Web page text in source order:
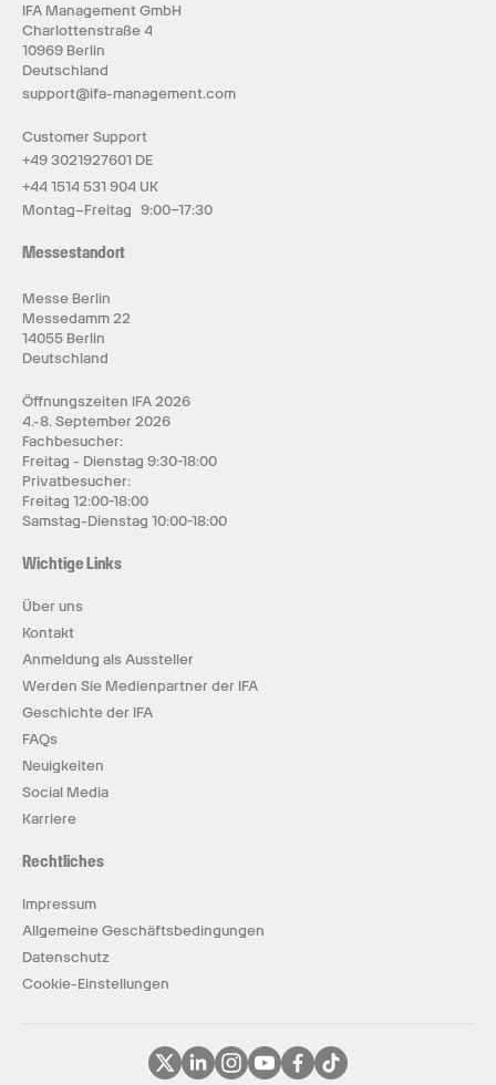
IFA Management GmbH
Charlottenstraße 4
10969 Berlin
Deutschland
support@ifa-management.com
Customer Support
+49 3021927601 DE
+44 1514 531 904 UK
Montag–Freitag 9:00–17:30
Messestandort
Messe Berlin
Messedamm 22
14055 Berlin
Deutschland
Öffnungszeiten IFA 2026
4.-8. September 2026
Fachbesucher:
Freitag - Dienstag 9:30-18:00
Privatbesucher:
Freitag 12:00-18:00
Samstag-Dienstag 10:00-18:00
Wichtige Links
Über uns
Kontakt
Anmeldung als Aussteller
Werden Sie Medienpartner der IFA
Geschichte der IFA
FAQs
Neuigkeiten
Social Media
Karriere
Rechtliches
Impressum
Allgemeine Geschäftsbedingungen
Datenschutz
Cookie-Einstellungen